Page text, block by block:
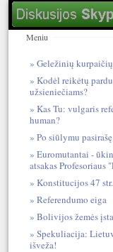
Meniu
Geležinių
Kodėl reikėtų
užsieniečiams?
Kas Tu: vulgari​s
human?
Po siūlymu
Euromutantai -
atsakas Profesoriaus
Konstitucijos 47 str.
Referendumo eiga
Bolivijos žemės
Spekuliacija:
išveža!